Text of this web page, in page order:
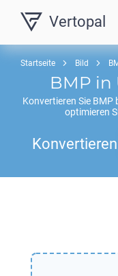
Vertopal
Startseite Bild
BMP in
Konvertieren Sie BMP
optimieren
Konvertieren